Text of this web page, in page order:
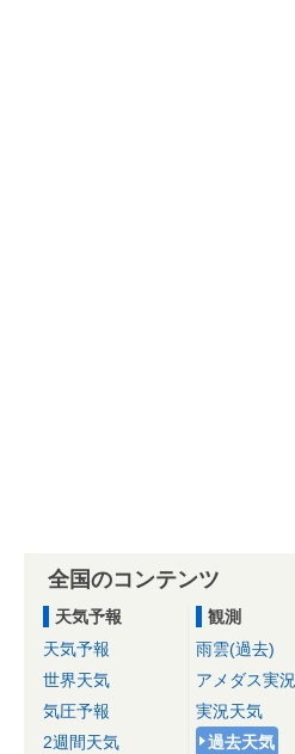
全国のコンテンツ
天気予報
天気予報
世界天気
気圧予報
2週間天気
観測
雨雲(過去)
アメダス実況
実況天気
過去天気